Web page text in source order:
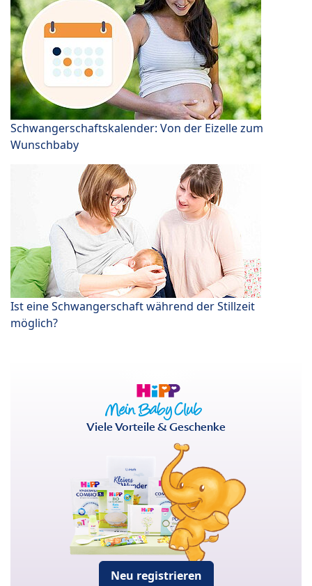
Schwangerschaftskalender: Von der Eizelle zum
Wunschbaby
Ist eine Schwangerschaft während der Stillzeit
möglich?
Viele Vorteile & Geschenke
Neu registrieren